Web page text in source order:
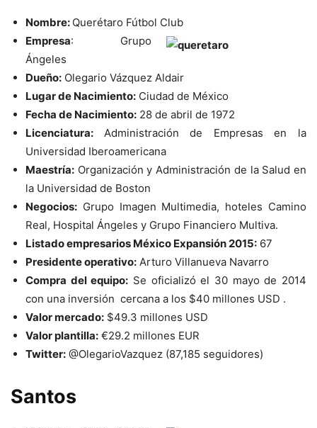
Nombre: Querétaro Fútbol Club
Empresa: Grupo
Ángeles
Dueño: Olegario Vázquez Aldair
Lugar de Nacimiento: Ciudad de México
Fecha de Nacimiento: 28 de abril de 1972
Licenciatura: Administración de Empresas en la
Universidad Iberoamericana
Maestría: Organización y Administración de la Salud en
la Universidad de Boston
Negocios: Grupo Imagen Multimedia, hoteles Camino
Real, Hospital Ángeles y Grupo Financiero Multiva.
Listado empresarios México Expansión 2015: 67
Presidente operativo: Arturo Villanueva Navarro
Compra del equipo: Se oficializó el 30 mayo de 2014
con una inversión cercana a los $40 millones USD .
Valor mercado: $49.3 millones USD
Valor plantilla: €29.2 millones EUR
Twitter: @OlegarioVazquez (87,185 seguidores)
Santos